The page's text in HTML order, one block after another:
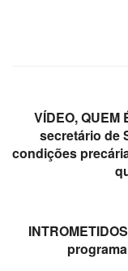
VÍDEO, QUEM
secretário de
condições